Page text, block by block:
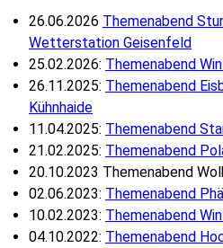
26.06.2026 Themenabend
Wetterstation Geisenfeld
25.02.2026: Themenabend
26.11.2025: Themenabend
Kühnhaide
11.04.2025: Themenabend
21.02.2025: Themenabend
20.10.2023 Themenabend
02.06.2023: Themenabend
10.02.2023: Themenabend
04.10.2022: Themenabend